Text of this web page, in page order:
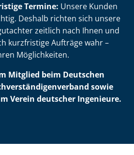
Termine: Unsere Kunden
Deshalb richten sich unsere
zeitlich nach Ihnen und
kurzfristige Aufträge wahr –
Möglichkeiten.
Mitglied beim Deutschen
sowie
Verein deutscher Ingenieure.